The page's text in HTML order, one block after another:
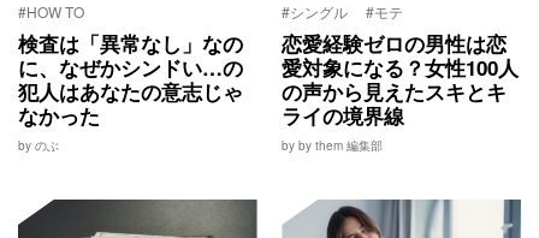
#HOW TO
検査は「異常なし」なの
に、なぜかシンドい…の
犯人はあなたの意志じゃ
なかった
by のぶ
#シングル #モテ
恋愛経験ゼロの男性は恋
愛対象になる？女性100人
の声から見えたスキとキ
ライの境界線
by by them 編集部